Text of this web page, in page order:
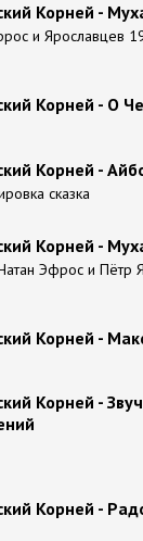
Корней -
и Ярославцев
Корней - O
Корней -
сказка
Корней -
Эфрос и Пётр
Корней -
Корней -
Корней -